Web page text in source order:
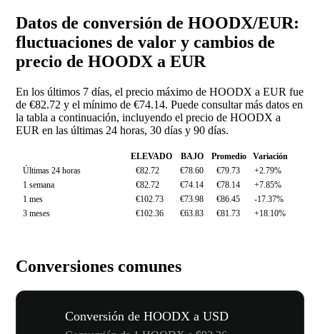
Datos de conversión de HOODX/EUR:
fluctuaciones de valor y cambios de
precio de HOODX a EUR
En los últimos 7 días, el precio máximo de HOODX a EUR fue
de €82.72 y el mínimo de €74.14. Puede consultar más datos en
la tabla a continuación, incluyendo el precio de HOODX a
EUR en las últimas 24 horas, 30 días y 90 días.
ELEVADO BAJO Promedio
Variación
Últimas 24 horas
€82.72 €78.60 €79.73
+2.79%
1 semana
€82.72 €74.14 €78.14
+7.85%
1 mes
€102.73 €73.98 €86.45
-17.37%
3 meses
€102.36 €63.83 €81.73 +18.10%
Conversiones comunes
Conversión de HOODX a USD